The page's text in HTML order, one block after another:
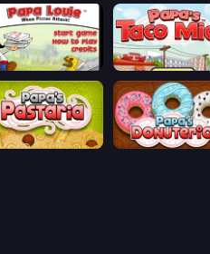
Papa Louie: When Pizzas Attack Papa's Taco Mia
Pastaria Papa's Donuteria